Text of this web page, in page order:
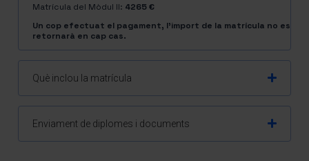
Matrícula del Mòdul II: 4265 €
Un cop efectuat el pagament, l’import de la matrícula no es
retornarà en cap cas.
Què inclou la matrícula
Enviament de diplomes i documents